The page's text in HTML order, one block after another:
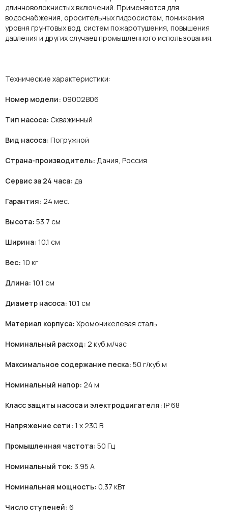
длинноволокнистых включений. Применяются для
водоснабжения, оросительных гидросистем, понижения
уровня грунтовых вод, систем пожаротушения, повышения
давления и других случаев промышленного использования.
Технические характеристики:
Номер модели: 09002B06
Тип насоса: Скважинный
Вид насоса: Погружной
Страна-производитель: Дания, Россия
Сервис за 24 часа: да
Гарантия: 24 мес.
Высота: 53.7 см
Ширина: 10.1 см
Вес: 10 кг
Длина: 10.1 см
Диаметр насоса: 10.1 см
Материал корпуса: Хромоникелевая сталь
Номинальный расход: 2 куб.м/час
Максимальное содержание песка: 50 г/куб.м
Номинальный напор: 24 м
Класс защиты насоса и электродвигателя: IP 68
Напряжение сети: 1 х 230 В
Промышленная частота: 50 Гц
Номинальный ток: 3.95 А
Номинальная мощность: 0.37 кВт
Число ступеней: 6